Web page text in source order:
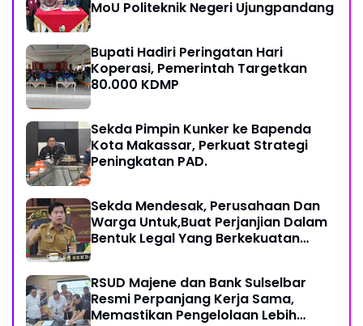
MoU Politeknik Negeri Ujungpandang
Bupati Hadiri Peringatan Hari
Koperasi, Pemerintah Targetkan
80.000 KDMP
Sekda Pimpin Kunker ke Bapenda
Kota Makassar, Perkuat Strategi
Peningkatan PAD.
Sekda Mendesak, Perusahaan Dan
Warga Untuk,Buat Perjanjian Dalam
Bentuk Legal Yang Berkekuatan
RSUD Majene dan Bank Sulselbar
Resmi Perpanjang Kerja Sama,
Memastikan Pengelolaan Lebih